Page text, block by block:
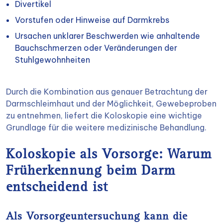
Divertikel
Vorstufen oder Hinweise auf Darmkrebs
Ursachen unklarer Beschwerden wie anhaltende
Bauchschmerzen oder Veränderungen der
Stuhlgewohnheiten
Durch die Kombination aus genauer Betrachtung der
Darmschleimhaut und der Möglichkeit, Gewebeproben
zu entnehmen, liefert die Koloskopie eine wichtige
Grundlage für die weitere medizinische Behandlung.
Koloskopie als Vorsorge: Warum
Früherkennung beim Darm
entscheidend ist
Als Vorsorgeuntersuchung kann die